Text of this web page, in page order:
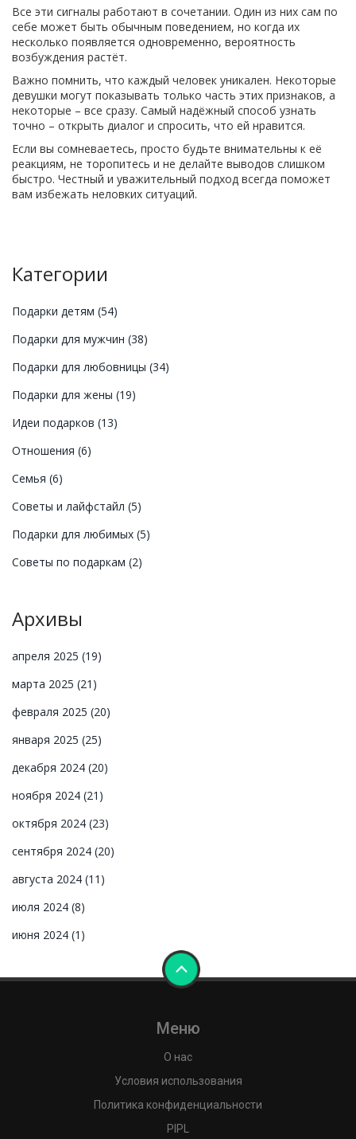
Все эти сигналы работают в сочетании. Один из них сам по
себе может быть обычным поведением, но когда их
несколько появляется одновременно, вероятность
возбуждения растёт.
Важно помнить, что каждый человек уникален. Некоторые
девушки могут показывать только часть этих признаков, а
некоторые – все сразу. Самый надёжный способ узнать
точно – открыть диалог и спросить, что ей нравится.
Если вы сомневаетесь, просто будьте внимательны к её
реакциям, не торопитесь и не делайте выводов слишком
быстро. Честный и уважительный подход всегда поможет
вам избежать неловких ситуаций.
Категории
Подарки детям (54)
Подарки для мужчин (38)
Подарки для любовницы (34)
Подарки для жены (19)
Идеи подарков (13)
Отношения (6)
Семья (6)
Советы и лайфстайл (5)
Подарки для любимых (5)
Советы по подаркам (2)
Архивы
апреля 2025 (19)
марта 2025 (21)
февраля 2025 (20)
января 2025 (25)
декабря 2024 (20)
ноября 2024 (21)
октября 2024 (23)
сентября 2024 (20)
августа 2024 (11)
июля 2024 (8)
июня 2024 (1)
Меню
О нас
Условия использования
Политика конфиденциальности
PIPL